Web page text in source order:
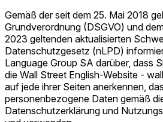
Gemäß der seit dem 25. Mai 2018
Grundverordnung (DSGVO) und
2023 geltenden aktualisierten
Datenschutzgesetz (nLPD)
Language Group SA darüber, dass
die Wall Street English-Website -
auf jede ihrer Seiten anerkennen,
personenbezogene Daten gemäß
Datenschutzerklärung und